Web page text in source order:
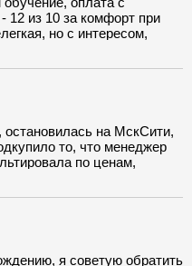
12 из 10 за комфорт при
но с интересом,
экзамен сдан!
на МскСити,
то, что менеджер
по ценам,
поэтому
четким и понятным.
бюрократические
личным куратором,
на обучении.
я советую обратить